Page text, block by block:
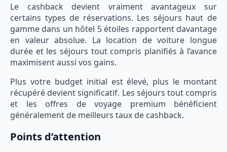
Le cashback devient vraiment avantageux sur
certains types de réservations. Les séjours haut de
gamme dans un hôtel 5 étoiles rapportent davantage
en valeur absolue. La location de voiture longue
durée et les séjours tout compris planifiés à l’avance
maximisent aussi vos gains.
Plus votre budget initial est élevé, plus le montant
récupéré devient significatif. Les séjours tout compris
et les offres de voyage premium bénéficient
généralement de meilleurs taux de cashback.
Points d’attention